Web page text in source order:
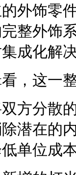
外饰零
整外饰
成化解
，这一
方分散
潜在的
单位成本